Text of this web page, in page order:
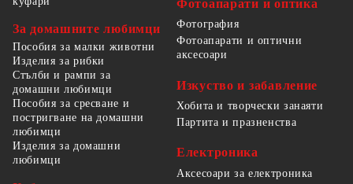
За домашните любимци
Пособия за малки животни
Изделия за рибки
Стълби и рампи за
домашни любимци
Пособия за сресване и
постригване на домашни
любимци
Изделия за домашни
любимци
Фотоапарати и оптика
Фотография
Фотоапарати и оптични
аксесоари
Изкуство и забавление
Хобита и творчески занаяти
Партита и празненства
Електроника
Аксесоари за електроника